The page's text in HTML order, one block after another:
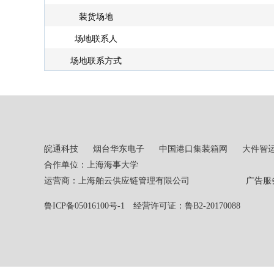
装货场地
场地联系人
场地联系方式
皖通科技 烟台华东电子 中国港口集装箱网
大件智
合作单位：上海海事大学
运营商：上海舶云供应链管理有限公司 广告服务热
鲁ICP备05016100号-1 经营许可证：鲁B2-20170088